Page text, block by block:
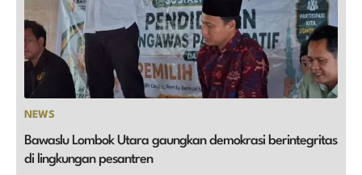
NEWS
Bawaslu Lombok Utara gaungkan demokrasi berintegritas
di lingkungan pesantren